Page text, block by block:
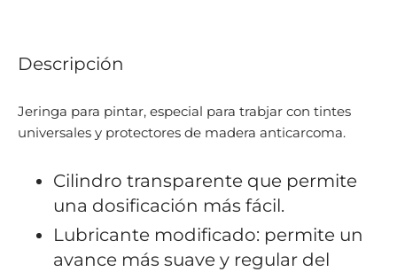
Descripción
Jeringa para pintar, especial para trabjar con tintes
universales y protectores de madera anticarcoma.
Cilindro transparente que permite
una dosificación más fácil.
Lubricante modificado: permite un
avance más suave y regular del